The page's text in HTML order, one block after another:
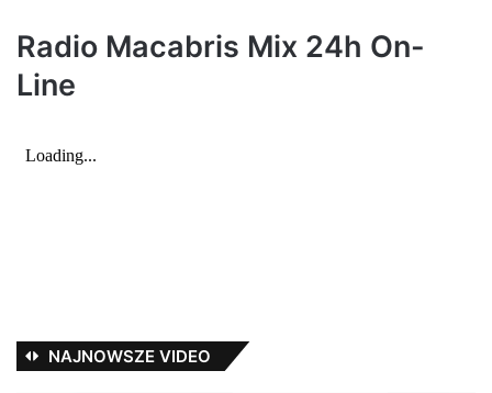
Radio Macabris Mix 24h On-
Line
NAJNOWSZE VIDEO